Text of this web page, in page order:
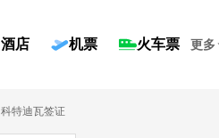
酒店 机票 火车票 更多
科特迪瓦签证